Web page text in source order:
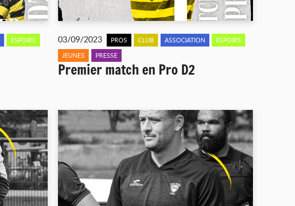
ESPOIRS 03/09/2023 PROS CLUB ASSOCIATION
ESPOIRS
JEUNES
PRESSE
Premier match en Pro D2